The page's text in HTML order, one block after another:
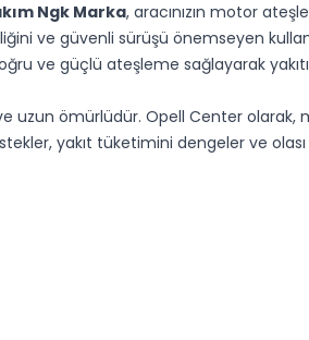
Ngk Marka, aracınızın motor
ve güvenli sürüşü önemseyen
ve güçlü ateşleme sağlayarak
ve uzun ömürlüdür. Opell Center
yakıt tüketimini dengeler ve